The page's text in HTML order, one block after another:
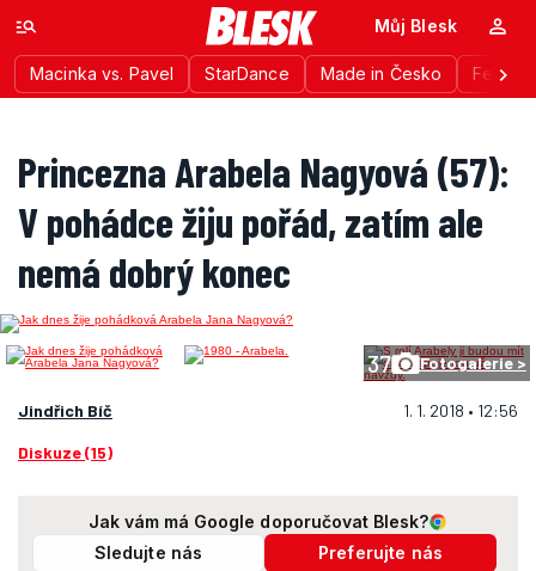
Macinka vs. Pavel StarDance Made in Česko
Můj Blesk
Princezna Arabela Nagyová (57):
V pohádce žiju pořád, zatím ale
nemá dobrý konec
37 Fotogalerie >
Jindřich Bíč 1. 1. 2018 • 12:56
Diskuze (15)
Jak vám má Google doporučovat Blesk?
Sledujte nás
Preferujte nás